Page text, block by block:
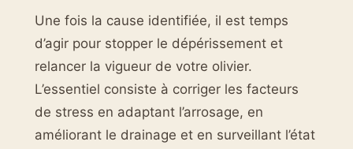
Une fois la cause identifiée, il est temps
d’agir pour stopper le dépérissement et
relancer la vigueur de votre olivier.
L’essentiel consiste à corriger les facteurs
de stress en adaptant l’arrosage, en
améliorant le drainage et en surveillant l’état